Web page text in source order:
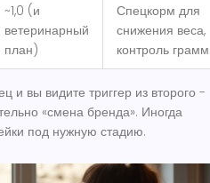
~1,0 (и
ветеринарный
план)
Спецкорм для
снижения веса,
контроль грамм
и вы видите триггер из второго -
«смена бренда». Иногда
под нужную стадию.